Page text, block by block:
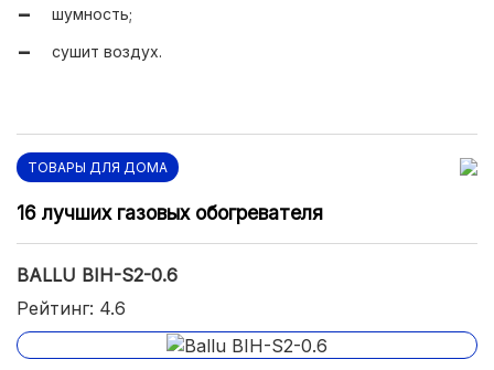
шумность;
сушит воздух.
ТОВАРЫ ДЛЯ ДОМА
16 лучших газовых обогревателя
BALLU BIH-S2-0.6
Рейтинг: 4.6